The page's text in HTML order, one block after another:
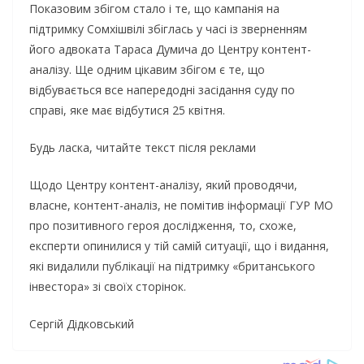
Показовим збігом стало і те, що кампанія на
підтримку Сомхішвілі збіглась у часі із зверненням
його адвоката Тараса Думича до Центру контент-
аналізу. Ще одним цікавим збігом є те, що
відбувається все напередодні засідання суду по
справі, яке має відбутися 25 квітня.
Будь ласка, читайте текст після реклами
Щодо Центру контент-аналізу, який проводячи,
власне, контент-аналіз, не помітив інформації ГУР МО
про позитивного героя дослідження, то, схоже,
експерти опинилися у тій самій ситуації, що і видання,
які видалили публікації на підтримку «британського
інвестора» зі своїх сторінок.
Сергій Дідковський